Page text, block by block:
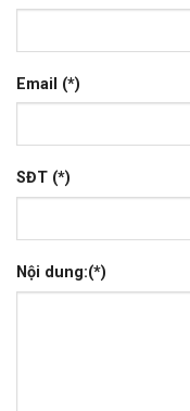
Email (*)
SĐT (*)
Nội dung:(*)